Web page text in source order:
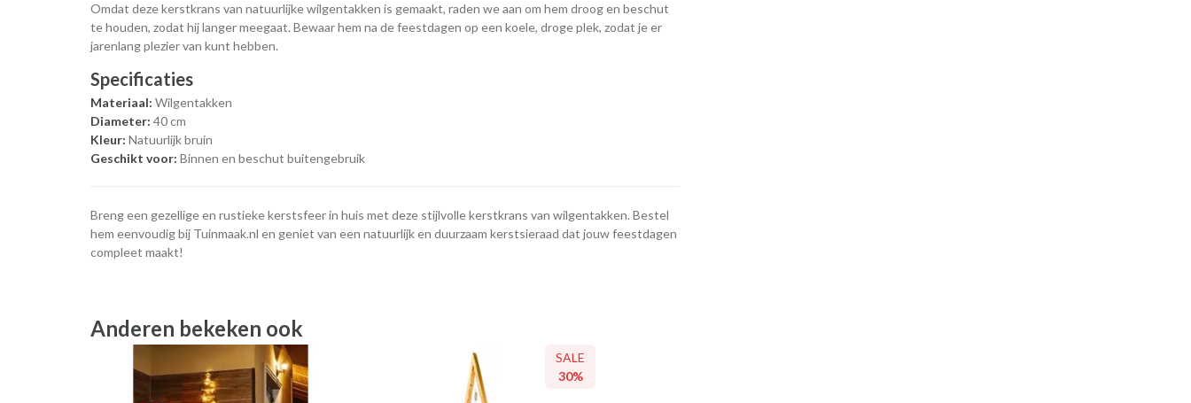
Omdat deze kerstkrans van natuurlijke wilgentakken is gemaakt, raden we aan om hem droog en beschut
te houden, zodat hij langer meegaat. Bewaar hem na de feestdagen op een koele, droge plek, zodat je er
jarenlang plezier van kunt hebben.
Specificaties
Materiaal: Wilgentakken
Diameter: 40 cm
Kleur: Natuurlijk bruin
Geschikt voor: Binnen en beschut buitengebruik
Breng een gezellige en rustieke kerstsfeer in huis met deze stijlvolle kerstkrans van wilgentakken. Bestel
hem eenvoudig bij Tuinmaak.nl en geniet van een natuurlijk en duurzaam kerstsieraad dat jouw feestdagen
compleet maakt!
Anderen bekeken ook
SALE
30%